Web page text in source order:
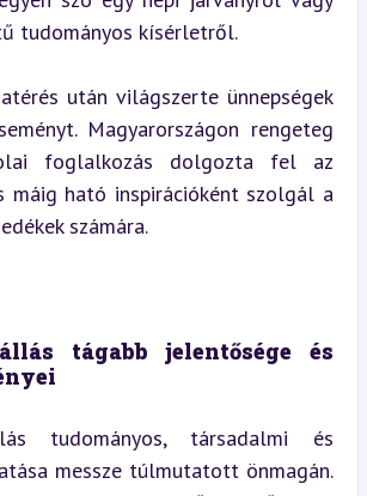
tudományos kísérletről.
után világszerte ünnepségek
Magyarországon rengeteg
foglalkozás dolgozta fel az
máig ható inspirációként szolgál a
számára.
tágabb jelentősége és
tudományos, társadalmi és
messze túlmutatott önmagán.